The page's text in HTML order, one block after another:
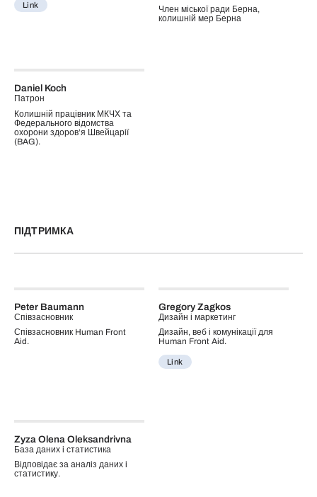
Link
Член міської ради Берна,
колишній мер Берна
Daniel Koch
Патрон
Колишній працівник МКЧХ та
Федерального відомства
охорони здоров’я Швейцарії
(BAG).
ПІДТРИМКА
Peter Baumann
Співзасновник
Співзасновник Human Front
Aid.
Gregory Zagkos
Дизайн і маркетинг
Дизайн, веб і комунікації для
Human Front Aid.
Link
Zyza Olena Oleksandrivna
База даних і статистика
Відповідає за аналіз даних і
статистику.